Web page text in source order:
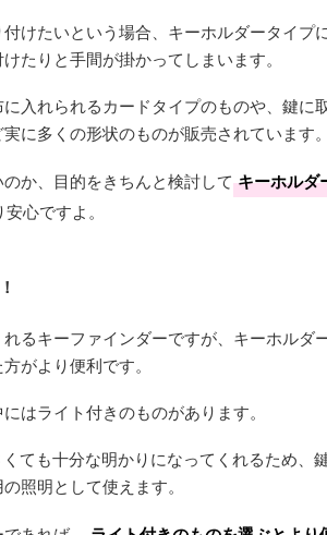
けたいという場合、キーホルダータイプ
たりと手間が掛かってしまいます。
入れられるカードタイプのものや、鍵に
に多くの形状のものが販売されています。
か、目的をきちんと検討して キーホルダ
心ですよ。
るキーファインダーですが、キーホルダ
がより便利です。
はライト付きのものがあります。
ても十分な明かりになってくれるため、
照明として使えます。